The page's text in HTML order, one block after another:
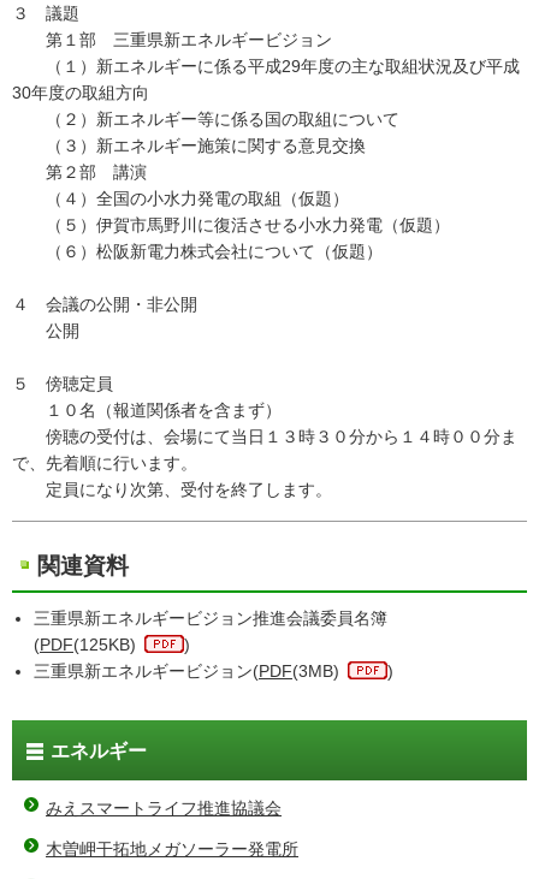
３ 議題
第１部 三重県新エネルギービジョン
（１）新エネルギーに係る平成29年度の主な取組状況及び平成
30年度の取組方向
（２）新エネルギー等に係る国の取組について
（３）新エネルギー施策に関する意見交換
第２部 講演
（４）全国の小水力発電の取組（仮題）
（５）伊賀市馬野川に復活させる小水力発電（仮題）
（６）松阪新電力株式会社について（仮題）
４ 会議の公開・非公開
公開
５ 傍聴定員
１０名（報道関係者を含まず）
傍聴の受付は、会場にて当日１３時３０分から１４時００分ま
で、先着順に行います。
定員になり次第、受付を終了します。
関連資料
三重県新エネルギービジョン推進会議委員名簿
(PDF(125KB)
)
三重県新エネルギービジョン(PDF(3MB) )
エネルギー
みえスマートライフ推進協議会
木曽岬干拓地メガソーラー発電所